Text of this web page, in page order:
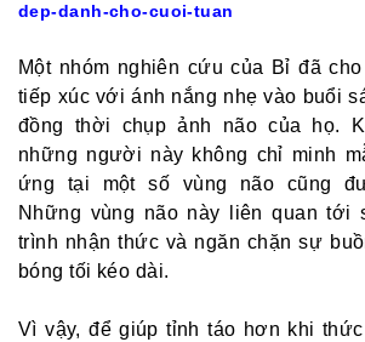
dep-danh-cho-cuoi-tuan
Một nhóm nghiên cứu của Bỉ đã
tiếp xúc với ánh nắng nhẹ vào buổi
đồng thời chụp ảnh não của họ.
những người này không chỉ minh
ứng tại một số vùng não cũng
Những vùng não này liên quan tới
trình nhận thức và ngăn chặn sự
bóng tối kéo dài.
Vì vậy, để giúp tỉnh táo hơn khi